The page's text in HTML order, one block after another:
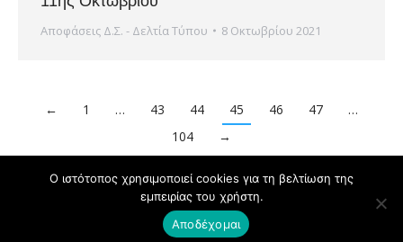
Αποφάσεις Δ.Σ. - Δελτία Τύπου 8 Οκτωβρίου 2021
← 1 … 43 44 45 46 47
…
104
→
Copyright © ΔΟΕ 2020
Powered by
Ο ιστότοπος χρησιμοποιεί cookies για τη βελτίωση της
εμπειρίας του χρήστη.
Αποδέχομαι